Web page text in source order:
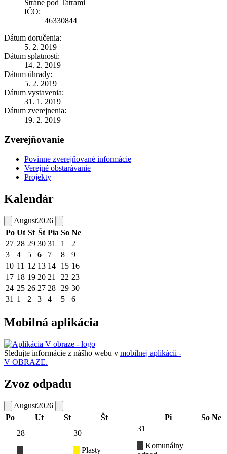
Stráne pod Tatrami
IČO:
46330844
Dátum doručenia:
5. 2. 2019
Dátum splatnosti:
14. 2. 2019
Dátum úhrady:
5. 2. 2019
Dátum vystavenia:
31. 1. 2019
Dátum zverejnenia:
19. 2. 2019
Zverejňovanie
Povinne zverejňované informácie
Verejné obstarávanie
Projekty
Kalendár
August2026
Po Ut St Št Pia So Ne
27 28 29 30 31 1
2
3
4 5 6 7 8
9
10 11 12 13 14 15 16
17 18 19 20 21 22 23
24 25 26 27 28 29 30
31 1 2 3 4 5 6
Mobilná aplikácia
Sledujte informácie z nášho webu v mobilnej aplikácii -
V OBRAZE.
Zvoz odpadu
August2026
Po
Ut St Št Pi So Ne
28
30
Plasty
31
Komunálny